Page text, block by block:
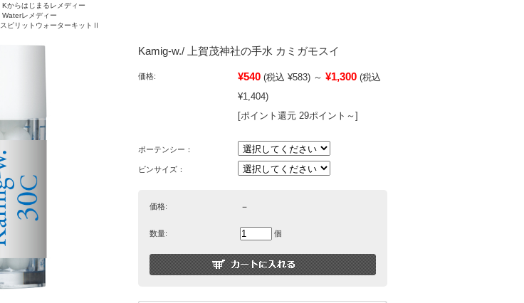
Kからはじまるレメディー
Waterレメディー
スピリットウォーターキットⅡ
Kamig-w./ 上賀茂神社の手水 カミガモスイ
価格: ¥540 (税込 ¥583) ～ ¥1,300 (税込
¥1,404)
[ポイント還元 29ポイント～]
ポーテンシー：
ビンサイズ：
価格: －
数量: 個